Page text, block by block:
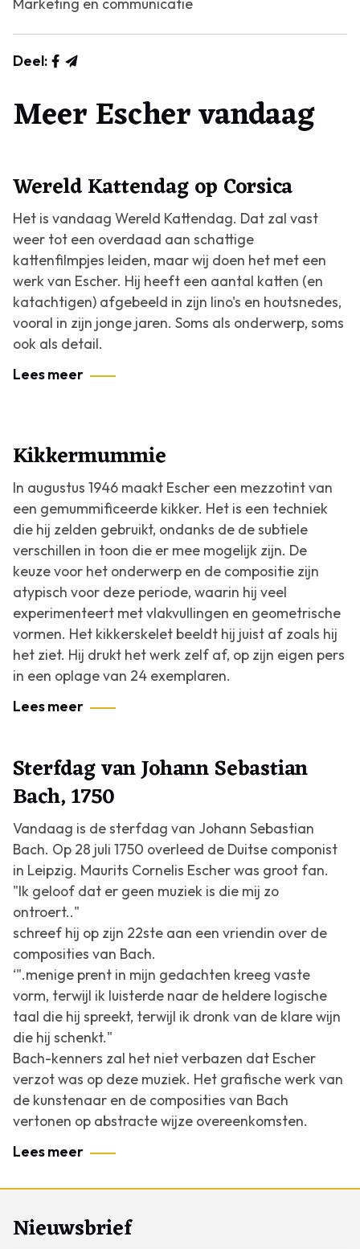
Marketing en communicatie
Deel:
Meer Escher vandaag
Wereld Kattendag op Corsica
Het is vandaag Wereld Kattendag. Dat zal vast
weer tot een overdaad aan schattige
kattenfilmpjes leiden, maar wij doen het met een
werk van Escher. Hij heeft een aantal katten (en
katachtigen) afgebeeld in zijn lino's en houtsnedes,
vooral in zijn jonge jaren. Soms als onderwerp, soms
ook als detail.
Lees meer
Kikkermummie
In augustus 1946 maakt Escher een mezzotint van
een gemummificeerde kikker. Het is een techniek
die hij zelden gebruikt, ondanks de de subtiele
verschillen in toon die er mee mogelijk zijn. De
keuze voor het onderwerp en de compositie zijn
atypisch voor deze periode, waarin hij veel
experimenteert met vlakvullingen en geometrische
vormen. Het kikkerskelet beeldt hij juist af zoals hij
het ziet. Hij drukt het werk zelf af, op zijn eigen pers
in een oplage van 24 exemplaren.
Lees meer
Sterfdag van Johann Sebastian
Bach, 1750
Vandaag is de sterfdag van Johann Sebastian
Bach. Op 28 juli 1750 overleed de Duitse componist
in Leipzig. Maurits Cornelis Escher was groot fan.
"Ik geloof dat er geen muziek is die mij zo
ontroert.."
schreef hij op zijn 22ste aan een vriendin over de
composities van Bach.
‘".menige prent in mijn gedachten kreeg vaste
vorm, terwijl ik luisterde naar de heldere logische
taal die hij spreekt, terwijl ik dronk van de klare wijn
die hij schenkt."
Bach-kenners zal het niet verbazen dat Escher
verzot was op deze muziek. Het grafische werk van
de kunstenaar en de composities van Bach
vertonen op abstracte wijze overeenkomsten.
Lees meer
Nieuwsbrief